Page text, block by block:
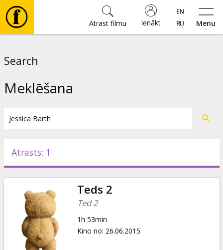
Menu
Ienākt
Atrast filmu
Pasākumi
Ziņas
Dāvanu
kartes
Search
Meklēšana
Atrasts: 1
Teds 2
Ted 2
1h 53min
Kino no: 26.06.2015